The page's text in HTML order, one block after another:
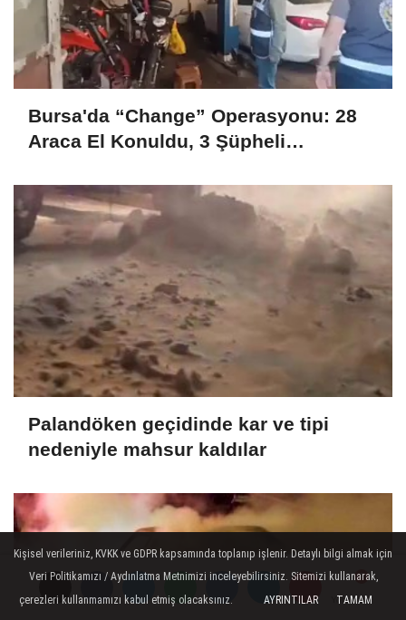
Yorumlar
Yorumlar
Yorumlar
Bursa'da “Change” Operasyonu: 28
Araca El Konuldu, 3 Şüpheli
Palandöken geçidinde kar ve tipi
nedeniyle mahsur kaldılar
Yorumlar
Kişisel verileriniz, KVKK ve GDPR kapsamında toplanıp işlenir. Detaylı bilgi almak için
Veri Politikamızı / Aydınlatma Metnimizi inceleyebilirsiniz. Sitemizi kullanarak,
çerezleri kullanmamızı kabul etmiş olacaksınız.
AYRINTILAR TAMAM